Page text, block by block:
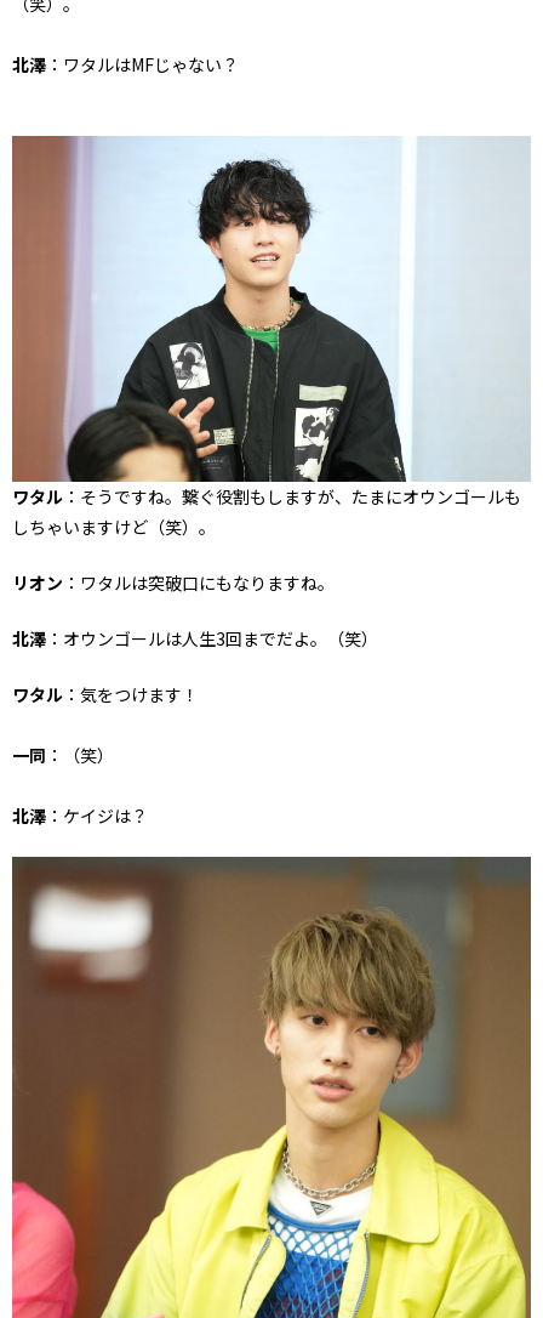
北澤 ：ワタルはMFじゃない？
ワタル ：そうですね。繋ぐ役割もしますが、たまにオウンゴールも
しちゃいますけど（笑）。
リオン ：ワタルは突破口にもなりますね。
北澤 ：オウンゴールは人生3回までだよ。（笑）
ワタル ：気をつけます！
一同 ：（笑）
北澤 ：ケイジは？